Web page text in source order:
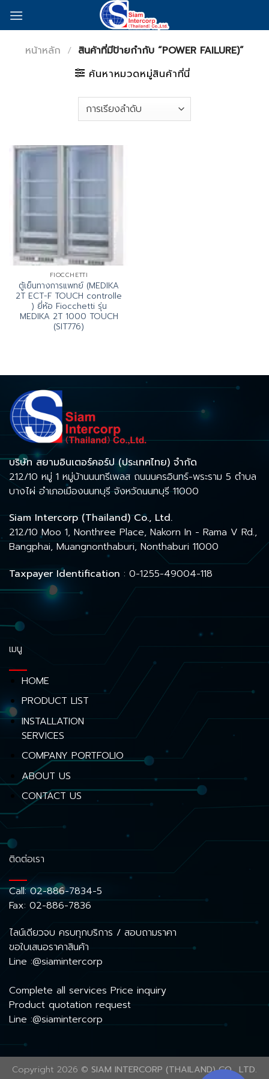
หน้าหลัก / สินค้าที่มีป้ายกำกับ “POWER FAILURE)”
ค้นหาหมวดหมู่สินค้าที่นี่
FIOCCHETTI
ตู้เย็นทางการแพทย์ (MEDIKA
2T ECT-F TOUCH controlle
) ยี่ห้อ Fiocchetti รุ่น
MEDIKA 2T 1000 TOUCH
(SIT776)
บริษัท สยามอินเตอร์คอร์ป (ประเทศไทย) จำกัด
212/10 หมู่ 1 หมู่บ้านนนทรีเพลส ถนนนครอินทร์-พระราม 5 ตำบล
บางไผ่ อำเภอเมืองนนทบุรี จังหวัดนนทบุรี 11000
Siam Intercorp (Thailand) Co., Ltd.
212/10 Moo 1, Nonthree Place, Nakorn In - Rama V Rd.,
Bangphai, Muangnonthaburi, Nonthaburi 11000
Taxpayer Identification : 0-1255-49004-118
เมนู
HOME
PRODUCT LIST
INSTALLATION
SERVICES
COMPANY PORTFOLIO
ABOUT US
CONTACT US
ติดต่อเรา
Call:02-886-7834-5
Fax: 02-886-7836
ไลน์เดียวจบ ครบทุกบริการ / สอบถามราคา
ขอใบเสนอราคาสินค้า
Line :@siamintercorp
Complete all services Price inquiry
Product quotation request
Line :@siamintercorp
Copyright 2026 © SIAM INTERCORP (THAILAND) CO., LTD.